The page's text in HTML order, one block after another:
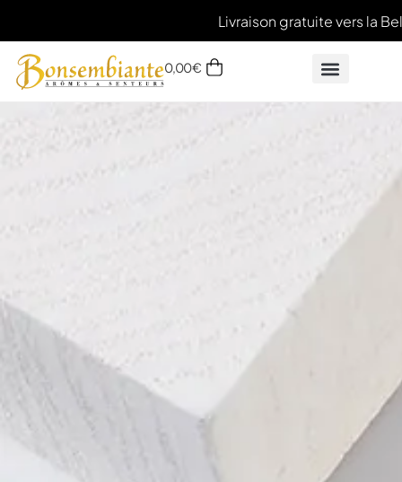
Livraison gratuite vers la
0,00€